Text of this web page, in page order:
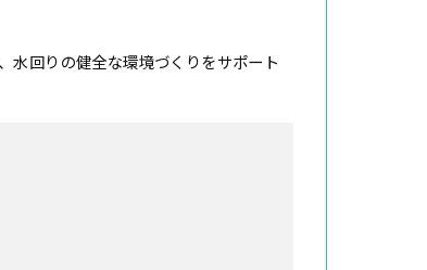
水回りの健全な環境づくりをサポート